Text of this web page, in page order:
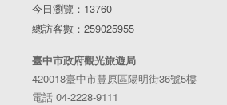
今日瀏覽：13760
總訪客數：259025955
臺中市政府觀光旅遊局
420018臺中市豐原區陽明街36號5樓
電話 04-2228-9111